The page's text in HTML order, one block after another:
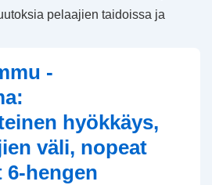
pelaajien taidoissa ja
-
hyökkäys,
väli, nopeat
6-hengen